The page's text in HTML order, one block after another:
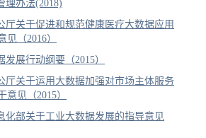
理办法(2018)
厅关于促进和规范健康医疗大数据应用
见（2016）
发展行动纲要（2015）
厅关于运用大数据加强对市场主体服务
意见（2015）
化部关于工业大数据发展的指导意见